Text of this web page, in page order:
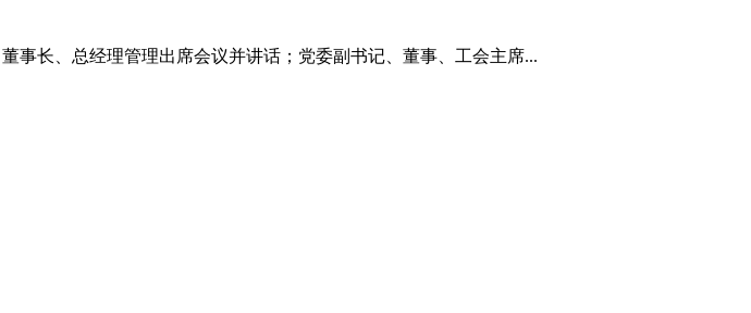
事长、总经理管理出席会议并讲话；党委副书记、董事、工会主席...